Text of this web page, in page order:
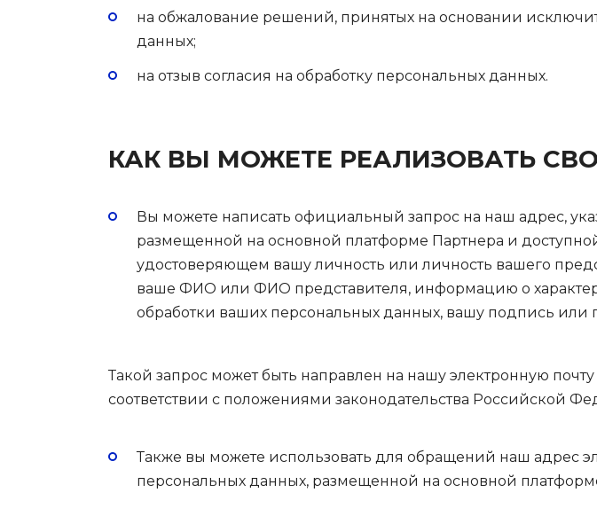
на обжалование решений, принятых на основании
данных;
на отзыв согласия на обработку персональных данных.
КАК ВЫ МОЖЕТЕ РЕАЛИЗОВАТЬ
Вы можете написать официальный запрос на наш адрес,
размещенной на основной платформе Партнера и
удостоверяющем вашу личность или личность вашего
ваше ФИО или ФИО представителя, информацию о
обработки ваших персональных данных, вашу подпись или
Такой запрос может быть направлен на нашу электронную
соответствии с положениями законодательства Российской
Также вы можете использовать для обращений наш адрес
персональных данных, размещенной на основной